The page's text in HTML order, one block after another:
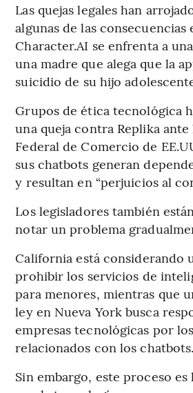
Las quejas legales han
algunas de las
Character.AI se enfrenta a
una madre que alega que la
suicidio de su hijo
Grupos de ética tecnológica
una queja contra Replika
Federal de Comercio de
sus chatbots generan
y resultan en “perjuicios al
Los legisladores también
notar un problema
California está considerando
prohibir los servicios de
para menores, mientras que
ley en Nueva York busca
empresas tecnológicas por
relacionados con los chatbots.
Sin embargo, este proceso